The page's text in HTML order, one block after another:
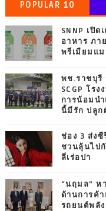
POPULAR 10
SNNP เปิ
อาหาร ภา
พรีเมียมแ
พช.ราชบุรี
SCGP โร
การน้อมนำ
นี้มีรัก ปลูก
ช่อง 3 ส่ง
ชวนลุ้นไป
ลี่เร่อปา
“นฤมล” ห
ด้านการค้
รถยนต์พลั